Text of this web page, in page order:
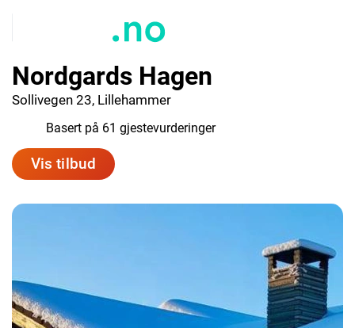
Nordgards Hagen
Sollivegen 23, Lillehammer
Basert på 61 gjestevurderinger
Vis tilbud